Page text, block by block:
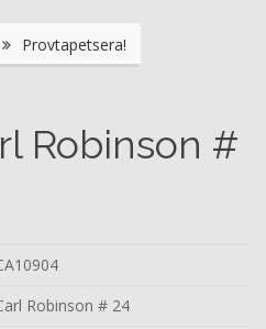
Provtapetsera!
Robinson #
Robinson # 24